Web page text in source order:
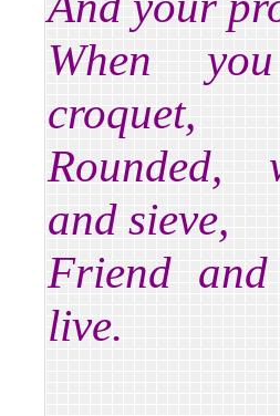
When
croquet,
Rounded,
and sieve,
Friend
live.